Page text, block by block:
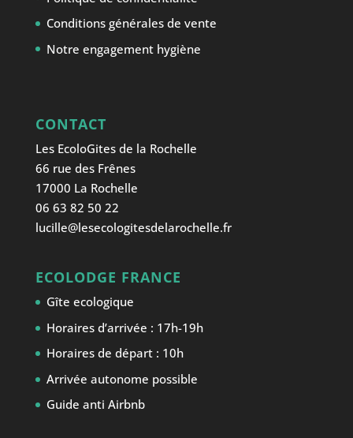
Conditions générales de vente
Notre engagement hygiène
CONTACT
Les EcoloGites de la Rochelle
66 rue des Frênes
17000 La Rochelle
06 63 82 50 22
lucille@lesecologitesdelarochelle.fr
ECOLODGE FRANCE
Gîte ecologique
Horaires d’arrivée : 17h-19h
Horaires de départ : 10h
Arrivée autonome possible
Guide anti Airbnb